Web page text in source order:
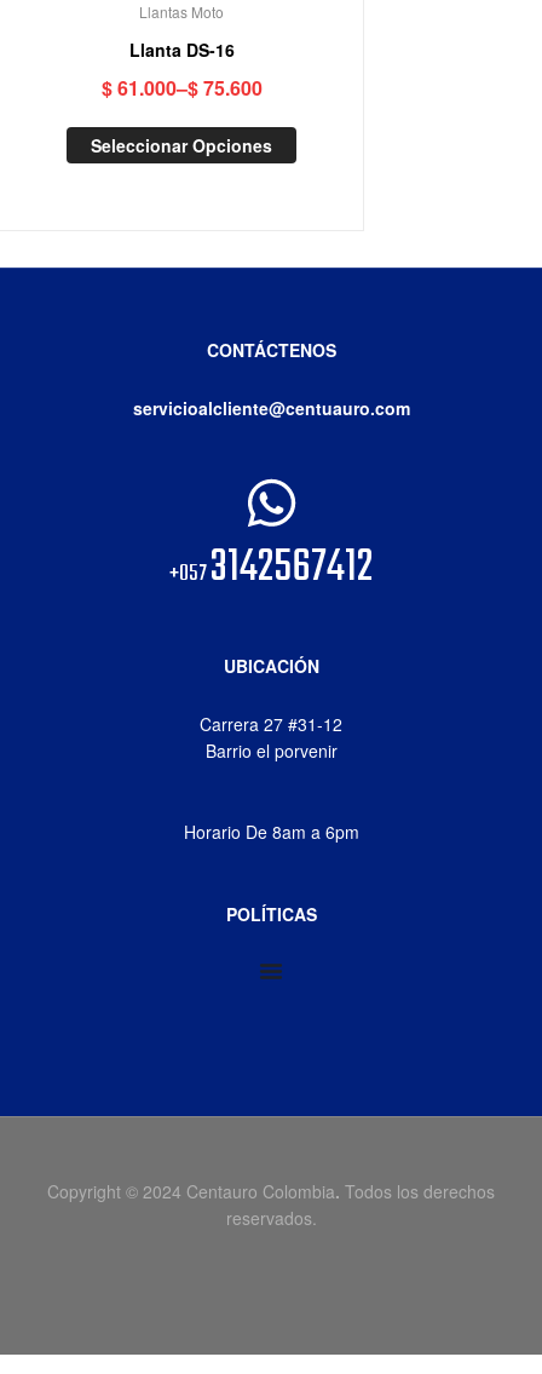
Llantas Moto
Llanta DS-16
$61.000–$75.600
Seleccionar Opciones
CONTÁCTENOS
servicioalcliente@centuauro.com
+0573142567412
UBICACIÓN
Carrera 27 #31-12
Barrio el porvenir
Horario De 8am a 6pm
POLÍTICAS
Copyright © 2024 Centauro Colombia. Todos los derechos
reservados.